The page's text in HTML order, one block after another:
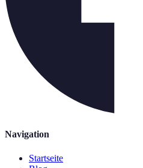
Navigation
Startseite